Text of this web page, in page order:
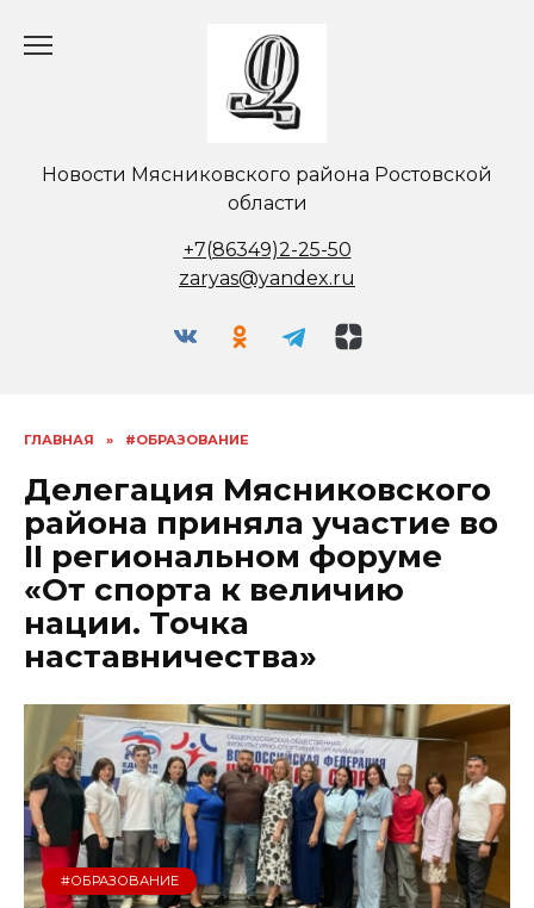
Новости Мясниковского района Ростовской
области
+7(86349)2-25-50
zaryas@yandex.ru
ГЛАВНАЯ » #ОБРАЗОВАНИЕ
Делегация Мясниковского
района приняла участие во
II региональном форуме
«От спорта к величию
нации. Точка
наставничества»
#ОБРАЗОВАНИЕ